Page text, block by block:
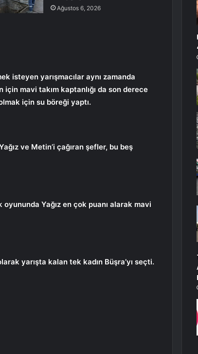
Ağustos 6, 2026
isteyen yarışmacılar aynı zamanda
mavi takım kaptanlığı da son derece
için su böreği yaptı.
ve Metin’i çağıran şefler, bu beş
Yağız en çok puanı alarak mavi
yarışta kalan tek kadın Büşra’yı seçti.